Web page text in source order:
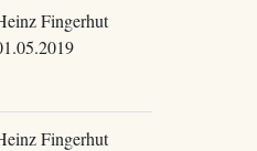
Fingerhut
Fingerhut